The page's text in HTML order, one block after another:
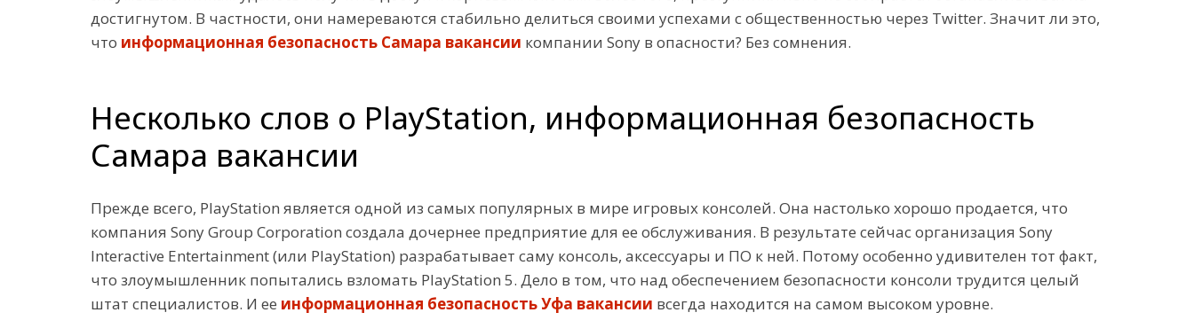
достигнутом. В частности, они намереваются стабильно делиться своими успехами с общественностью через Twitter. Значит ли это,
что информационная безопасность Самара вакансии компании Sony в опасности? Без сомнения.
Несколько слов о PlayStation, информационная безопасность
Самара вакансии
Прежде всего, PlayStation является одной из самых популярных в мире игровых консолей. Она настолько хорошо продается, что
компания Sony Group Corporation создала дочернее предприятие для ее обслуживания. В результате сейчас организация Sony
Interactive Entertainment (или PlayStation) разрабатывает саму консоль, аксессуары и ПО к ней. Потому особенно удивителен тот факт,
что злоумышленник попытались взломать PlayStation 5. Дело в том, что над обеспечением безопасности консоли трудится целый
штат специалистов. И ее информационная безопасность Уфа вакансии всегда находится на самом высоком уровне.